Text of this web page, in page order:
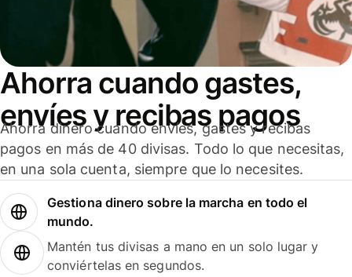
Ahorra cuando gastes,
envíes y recibas pagos
Ahorra dinero cuando envíes, gastes y recibas
pagos en más de 40 divisas. Todo lo que necesitas,
en una sola cuenta, siempre que lo necesites.
Gestiona dinero sobre la marcha en todo el
mundo.
Mantén tus divisas a mano en un solo lugar y
conviértelas en segundos.